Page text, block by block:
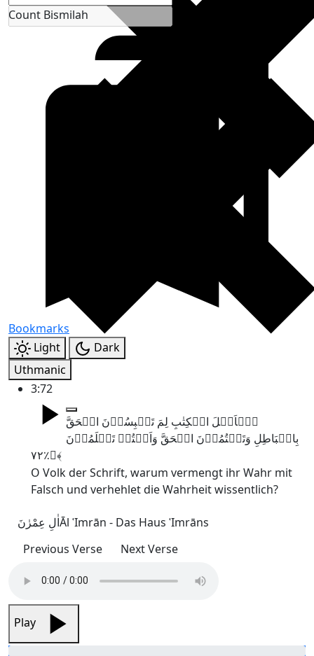
Count Bismilah
Bookmarks
Light
Dark
Uthmanic
3:72
یٰۤاَہۡلَ الۡکِتٰبِ لِمَ تَلۡبِسُوۡنَ الۡحَقَّ
بِالۡبَاطِلِ وَتَکۡتُمُوۡنَ الۡحَقَّ وَاَنۡتُمۡ تَعۡلَمُوۡنَ
﴿٪۷۲﴾
O Volk der Schrift, warum vermengt ihr Wahr mit
Falsch und verhehlet die Wahrheit wissentlich?
اٰلِ عِمْرٰنَĀl ʿImrān - Das Haus ʿImrāns
Previous Verse
Next Verse
Play